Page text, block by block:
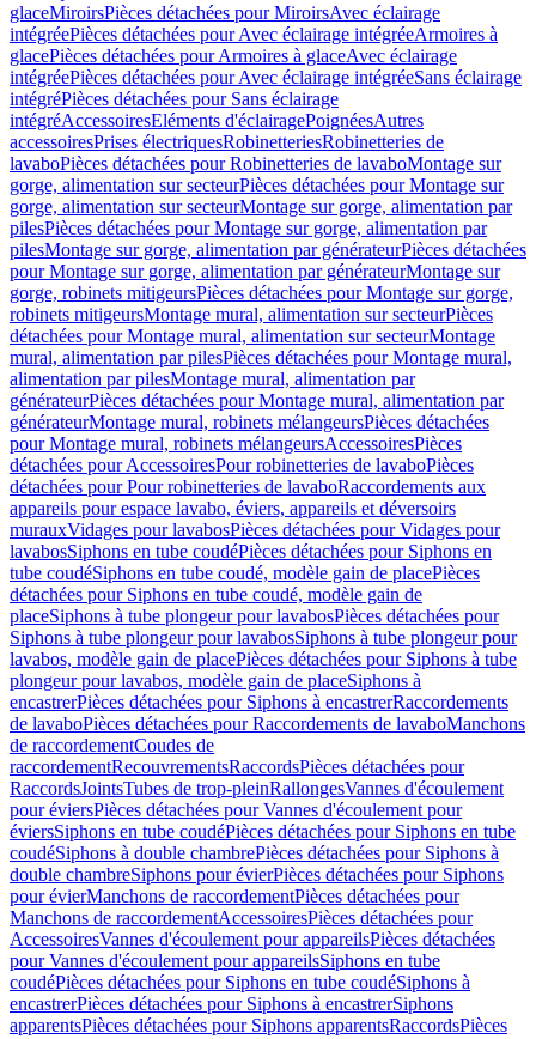
glaceMiroirsPièces détachées pour MiroirsAvec éclairage
intégréePièces détachées pour Avec éclairage intégréeArmoires à
glacePièces détachées pour Armoires à glaceAvec éclairage
intégréePièces détachées pour Avec éclairage intégréeSans éclairage
intégréPièces détachées pour Sans éclairage
intégréAccessoiresEléments d'éclairagePoignéesAutres
accessoiresPrises électriquesRobinetteriesRobinetteries de
lavaboPièces détachées pour Robinetteries de lavaboMontage sur
gorge, alimentation sur secteurPièces détachées pour Montage sur
gorge, alimentation sur secteurMontage sur gorge, alimentation par
pilesPièces détachées pour Montage sur gorge, alimentation par
pilesMontage sur gorge, alimentation par générateurPièces détachées
pour Montage sur gorge, alimentation par générateurMontage sur
gorge, robinets mitigeursPièces détachées pour Montage sur gorge,
robinets mitigeursMontage mural, alimentation sur secteurPièces
détachées pour Montage mural, alimentation sur secteurMontage
mural, alimentation par pilesPièces détachées pour Montage mural,
alimentation par pilesMontage mural, alimentation par
générateurPièces détachées pour Montage mural, alimentation par
générateurMontage mural, robinets mélangeursPièces détachées
pour Montage mural, robinets mélangeursAccessoiresPièces
détachées pour AccessoiresPour robinetteries de lavaboPièces
détachées pour Pour robinetteries de lavaboRaccordements aux
appareils pour espace lavabo, éviers, appareils et déversoirs
murauxVidages pour lavabosPièces détachées pour Vidages pour
lavabosSiphons en tube coudéPièces détachées pour Siphons en
tube coudéSiphons en tube coudé, modèle gain de placePièces
détachées pour Siphons en tube coudé, modèle gain de
placeSiphons à tube plongeur pour lavabosPièces détachées pour
Siphons à tube plongeur pour lavabosSiphons à tube plongeur pour
lavabos, modèle gain de placePièces détachées pour Siphons à tube
plongeur pour lavabos, modèle gain de placeSiphons à
encastrerPièces détachées pour Siphons à encastrerRaccordements
de lavaboPièces détachées pour Raccordements de lavaboManchons
de raccordementCoudes de
raccordementRecouvrementsRaccordsPièces détachées pour
RaccordsJointsTubes de trop-pleinRallongesVannes d'écoulement
pour éviersPièces détachées pour Vannes d'écoulement pour
éviersSiphons en tube coudéPièces détachées pour Siphons en tube
coudéSiphons à double chambrePièces détachées pour Siphons à
double chambreSiphons pour évierPièces détachées pour Siphons
pour évierManchons de raccordementPièces détachées pour
Manchons de raccordementAccessoiresPièces détachées pour
AccessoiresVannes d'écoulement pour appareilsPièces détachées
pour Vannes d'écoulement pour appareilsSiphons en tube
coudéPièces détachées pour Siphons en tube coudéSiphons à
encastrerPièces détachées pour Siphons à encastrerSiphons
apparentsPièces détachées pour Siphons apparentsRaccordsPièces